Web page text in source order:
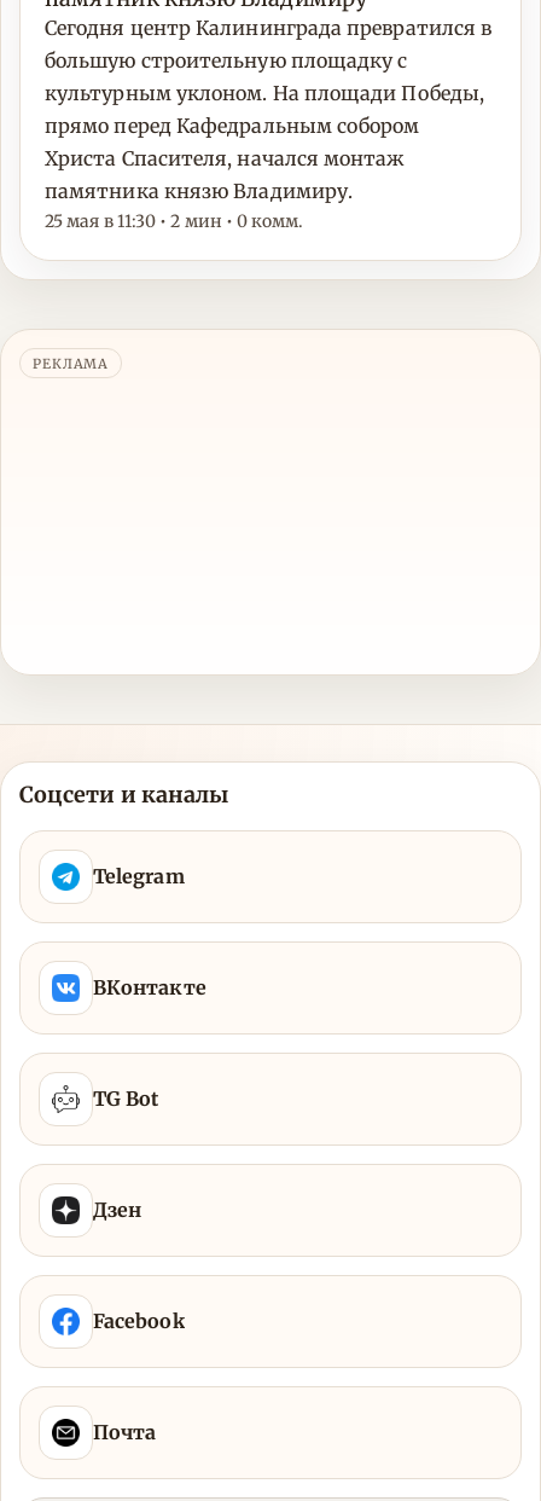
Сегодня центр Калининграда превратился в
большую строительную площадку с
культурным уклоном. На площади Победы,
прямо перед Кафедральным собором
Христа Спасителя, начался монтаж
памятника князю Владимиру.
25 мая в 11:30 • 2 мин • 0 комм.
РЕКЛАМА
Соцсети и каналы
Telegram
ВКонтакте
TG Bot
Дзен
Facebook
Почта